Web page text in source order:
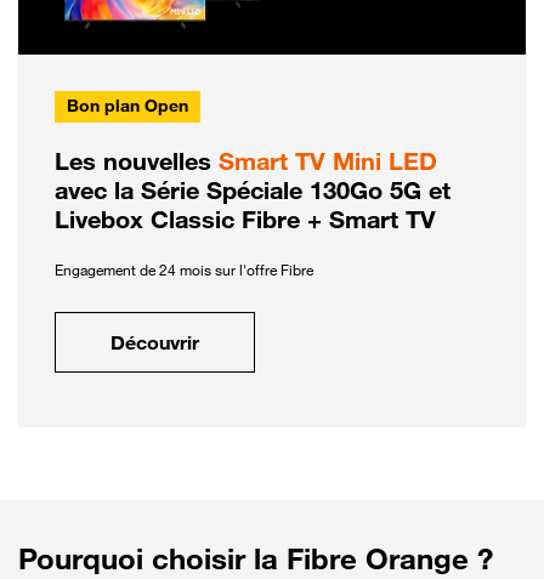
Bon plan Open
Les nouvelles Smart TV Mini LED
avec la Série Spéciale 130Go 5G et
Livebox Classic Fibre + Smart TV
Engagement de 24 mois sur l'offre Fibre
Découvrir
Pourquoi choisir la Fibre Orange ?